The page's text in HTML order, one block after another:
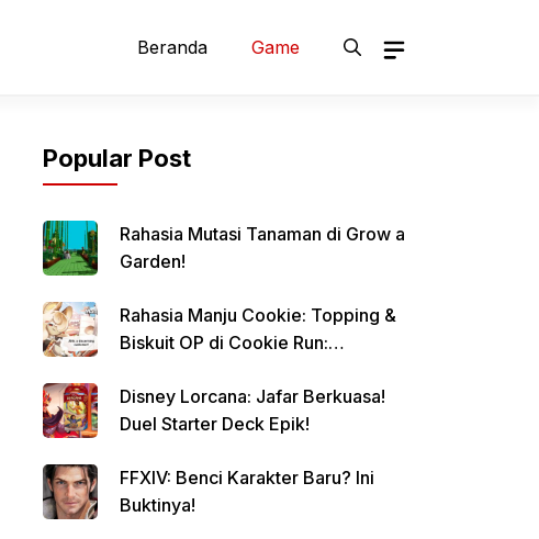
Beranda Game
Popular Post
Rahasia Mutasi Tanaman di Grow a
Garden!
Rahasia Manju Cookie: Topping &
Biskuit OP di Cookie Run:
Disney Lorcana: Jafar Berkuasa!
Duel Starter Deck Epik!
FFXIV: Benci Karakter Baru? Ini
Buktinya!